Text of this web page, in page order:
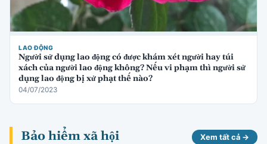
LAO ĐỘNG
Người sử dụng lao động có được khám xét người hay túi
xách của người lao động không? Nếu vi phạm thì người sử
dụng lao động bị xử phạt thế nào?
04/07/2023
Bảo hiểm xã hội Xem tất cả →